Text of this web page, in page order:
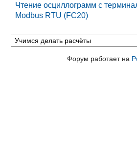
Чтение осциллограмм с
Modbus RTU (FC20)
Форум работает на